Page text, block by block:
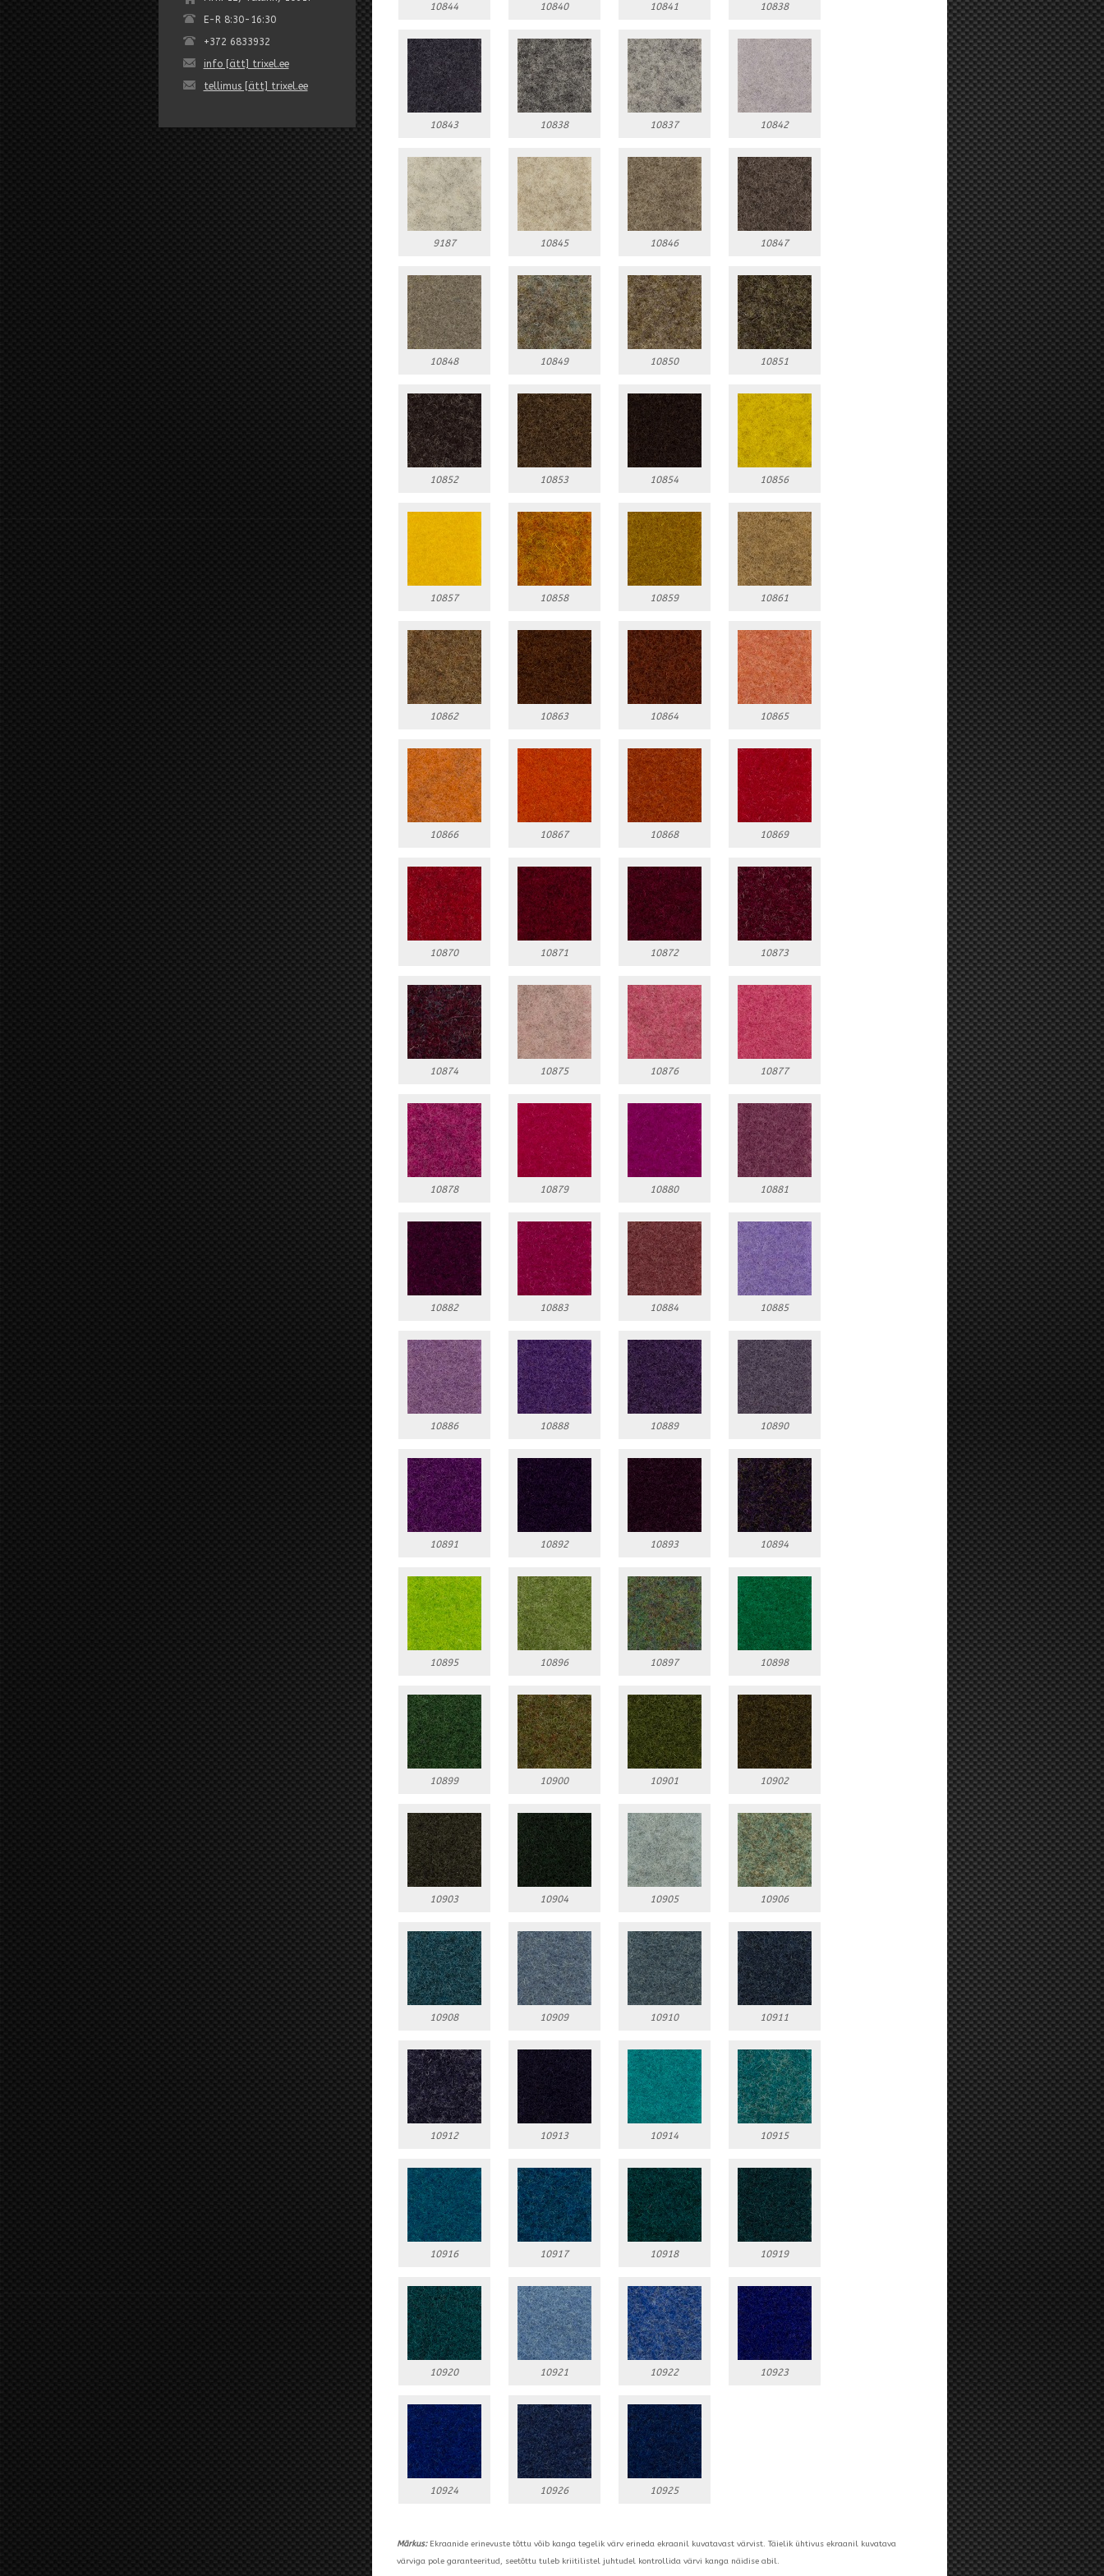
10844 10840 10841 10838
10843 10838 10837 10842
9187 10845 10846 10847
10848 10849 10850 10851
10852 10853 10854 10856
10857 10858 10859 10861
10862 10863 10864 10865
10866 10867 10868 10869
10870 10871 10872 10873
10874 10875 10876 10877
10878 10879 10880 10881
10882 10883 10884 10885
10886 10888 10889 10890
10891 10892 10893 10894
10895 10896 10897 10898
10899 10900 10901 10902
10903 10904 10905 10906
10908 10909 10910 10911
10912 10913 10914 10915
10916 10917 10918 10919
10920 10921 10922 10923
10924 10926 10925
Märkus:Ekraanide erinevuste tõttu võib kanga tegelik värv erineda ekraanil kuvatavast värvist. Täielik ühtivus ekraanil kuvatava
värviga pole garanteeritud, seetõttu tuleb kriitilistel juhtudel kontrollida värvi kanga näidise abil.
E-R 8:30-16:30
+372 6833932
info [ätt] trixel.ee
tellimus [ätt] trixel.ee